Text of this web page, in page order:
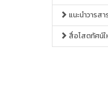
แนะนำวารสา
สื่อโสตทัศน์ใ